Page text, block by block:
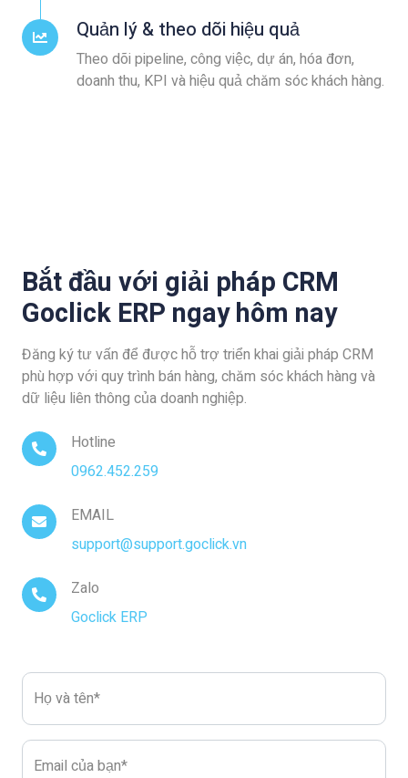
Quản lý & theo dõi hiệu quả
Theo dõi pipeline, công việc, dự án, hóa đơn,
doanh thu, KPI và hiệu quả chăm sóc khách hàng.
Bắt đầu với giải pháp CRM
Goclick ERP ngay hôm nay
Đăng ký tư vấn để được hỗ trợ triển khai giải pháp CRM
phù hợp với quy trình bán hàng, chăm sóc khách hàng và
dữ liệu liên thông của doanh nghiệp.
Hotline
0962.452.259
EMAIL
support@support.goclick.vn
Zalo
Goclick ERP
Họ và tên*
Email của bạn*